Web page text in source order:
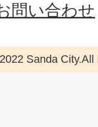
問い合わせ
Sanda